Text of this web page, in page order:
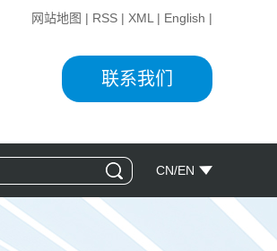
网站地图 | RSS | XML | English |
联系我们
CN/EN